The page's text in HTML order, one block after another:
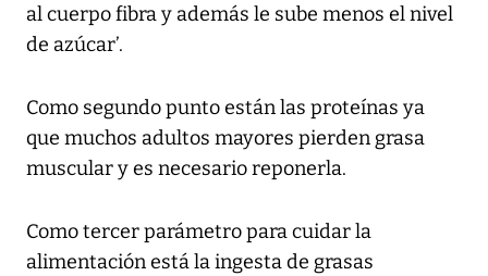
al cuerpo fibra y además le sube menos el nivel
de azúcar’.
Como segundo punto están las proteínas ya
que muchos adultos mayores pierden grasa
muscular y es necesario reponerla.
Como tercer parámetro para cuidar la
alimentación está la ingesta de grasas